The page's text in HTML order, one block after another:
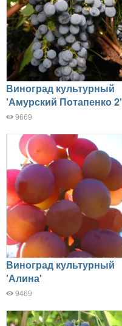
Виноград культурный
'Амурский Потапенко 2'
9669
Виноград культурный
'Алина'
9469